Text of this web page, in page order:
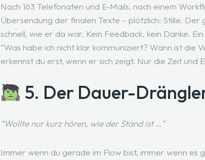
Nach 163 Telefonaten und E-Mails, nach einem
Übersendung der finalen Texte – plötzlich: Stille. Der
schnell, wie er da war. Kein Feedback, kein Danke.
“Was habe ich nicht klar kommuniziert? Wann ist die
erkennst du erst, wenn er sich zeigt. Nur die Zeit und
5. Der Dauer-
“Wollte nur kurz hören, wie der Stand ist …”
Immer wenn du gerade im Flow bist, immer wenn